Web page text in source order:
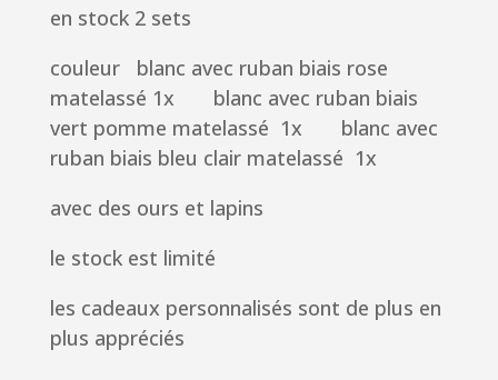
en stock 2 sets
couleur blanc avec ruban biais rose
matelassé 1x blanc avec ruban biais
vert pomme matelassé 1x blanc avec
ruban biais bleu clair matelassé 1x
avec des ours et lapins
le stock est limité
les cadeaux personnalisés sont de plus en
plus appréciés